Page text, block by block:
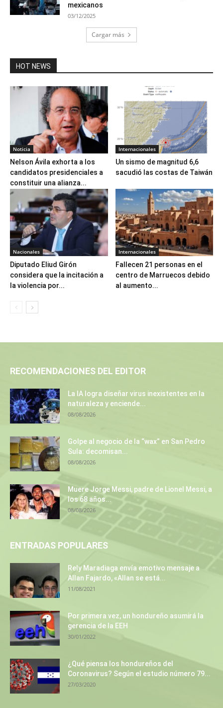
mexicanos
03/12/2025
Cargar más
HOT NEWS
Noticia
Nelson Ávila exhorta a los
candidatos presidenciales a
constituir una alianza...
Internacionales
Un sismo de magnitud 6,6
sacudió las costas de Taiwán
Nacionales
Diputado Eliud Girón
considera que la incitación a
la violencia por...
Internacionales
Fallecen 21 personas en el
centro de Marruecos debido
al aumento...
RECOMENDACIONES DEL EDITOR
La IA logra diseñar virus inexistentes en la
naturaleza y enciende...
08/08/2026
Golpe al negocio de la “wax” en San Pedro
Sula: decomisan...
08/08/2026
Muere Jorge Messi, padre de Lionel Messi, a
los 68 años...
08/08/2026
ENTRADAS POPULARES
Rely Maradiaga envía emotivo mensaje a
Allan Fajardo, «Allan se está...
11/08/2021
Por primera vez, un hondureño asumirá la
gerencia de la EEH
30/01/2022
¿Qué piensa los hondureños del
Coronavirus? Según el estudio número 79...
27/03/2020